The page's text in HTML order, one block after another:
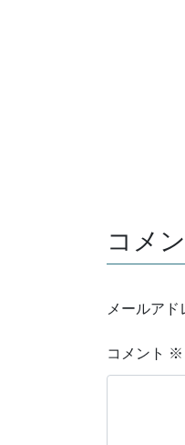
コメ
メールアド
コメント ※